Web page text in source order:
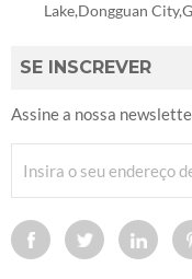
Lake,Dongguan
SE INSCREVER
Assine a nossa